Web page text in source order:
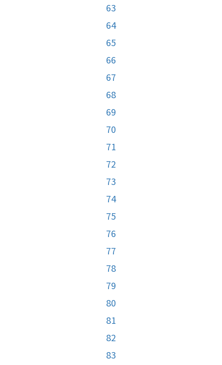
63
64
65
66
67
68
69
70
71
72
73
74
75
76
77
78
79
80
81
82
83